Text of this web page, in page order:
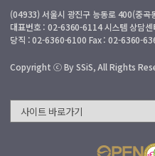
(04933) 서울시 광진구 능동로 400(중곡
대표번호 : 02-6360-6114 시스템 상담
당직 : 02-6360-6100 Fax : 02-6360-
Copyright ⓒ By SSiS, All Rights